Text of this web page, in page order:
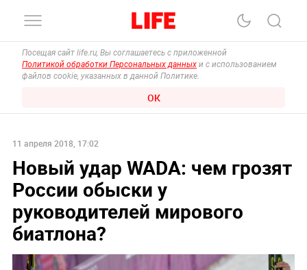
Посещая сайт life.ru, Вы соглашаетесь с приложенной
Политикой обработки Персональных данных и с использованием
файлов cookie, указанных в данной Политике.
ОК
11 апреля 2018, 17:02
Новый удар WADA: чем грозят
России обыски у
руководителей мирового
биатлона?